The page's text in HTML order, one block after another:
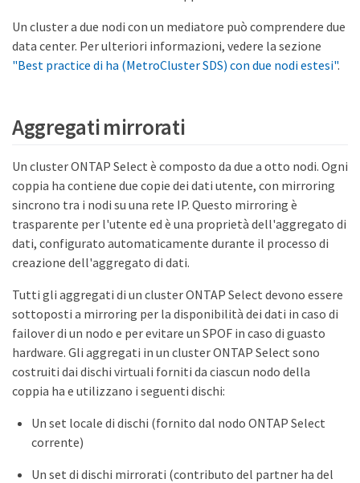
Un cluster a due nodi con un mediatore può comprendere due
data center. Per ulteriori informazioni, vedere la sezione
"Best practice di ha (MetroCluster SDS) con due nodi estesi".
Aggregati mirrorati
Un cluster ONTAP Select è composto da due a otto nodi. Ogni
coppia ha contiene due copie dei dati utente, con mirroring
sincrono tra i nodi su una rete IP. Questo mirroring è
trasparente per l'utente ed è una proprietà dell'aggregato di
dati, configurato automaticamente durante il processo di
creazione dell'aggregato di dati.
Tutti gli aggregati di un cluster ONTAP Select devono essere
sottoposti a mirroring per la disponibilità dei dati in caso di
failover di un nodo e per evitare un SPOF in caso di guasto
hardware. Gli aggregati in un cluster ONTAP Select sono
costruiti dai dischi virtuali forniti da ciascun nodo della
coppia ha e utilizzano i seguenti dischi:
Un set locale di dischi (fornito dal nodo ONTAP Select
corrente)
Un set di dischi mirrorati (contributo del partner ha del